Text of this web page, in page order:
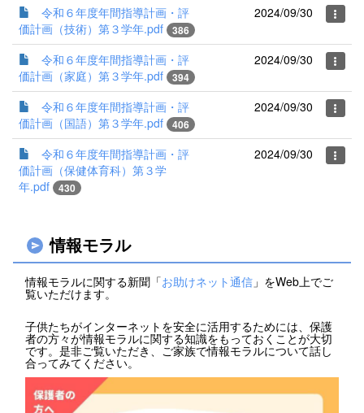
令和６年度年間指導計画・評
価計画（技術）第３学年.pdf
386
2024/09/30
令和６年度年間指導計画・評
価計画（家庭）第３学年.pdf
394
2024/09/30
令和６年度年間指導計画・評
価計画（国語）第３学年.pdf
406
2024/09/30
令和６年度年間指導計画・評
価計画（保健体育科）第３学
年.pdf
430
2024/09/30
情報モラル
情報モラルに関する新聞「お助けネット通信 」をWeb上でご
覧いただけます。
子供たちがインターネットを安全に活用するためには、保護
者の方々が情報モラルに関する知識をもっておくことが大切
です。是非ご覧いただき、ご家族で情報モラルについて話し
合ってみてください。